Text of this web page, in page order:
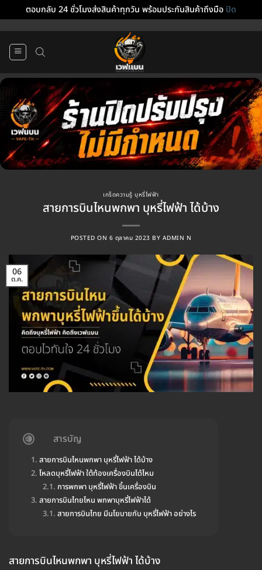
ตอบกลับ 24 ชั่วโมงส่งสินค้าทุกวัน พร้อมประกันสินค้าถึงมือปิด
เกร็ดความรู้ บุหรี่ไฟฟ้า
สายการบินไหนพกพา บุหรี่ไฟฟ้า ได้บ้าง
POSTED ON 6 ตุลาคม 2023 BY ADMIN N
06
ต.ค.
สารบัญ
สายการบินไหนพกพา บุหรี่ไฟฟ้า ได้บ้าง
โหลดบุหรี่ไฟฟ้า ใต้ท้องเครื่องบินได้ไหม
การพกพา บุหรี่ไฟฟ้า ขึ้นเครื่องบิน
สายการบินไทยไหน พกพาบุหรี่ไฟฟ้าได้
สายการบินไทย มีนโยบายกับ บุหรี่ไฟฟ้า อย่างไร
สายการบินไหนพกพา บุหรี่ไฟฟ้า ได้บ้าง